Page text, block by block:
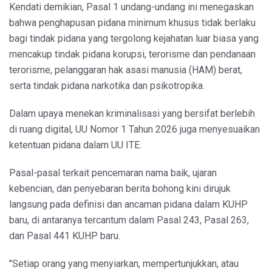
Kendati demikian, Pasal 1 undang-undang ini menegaskan
bahwa penghapusan pidana minimum khusus tidak berlaku
bagi tindak pidana yang tergolong kejahatan luar biasa yang
mencakup tindak pidana korupsi, terorisme dan pendanaan
terorisme, pelanggaran hak asasi manusia (HAM) berat,
serta tindak pidana narkotika dan psikotropika.
Dalam upaya menekan kriminalisasi yang bersifat berlebih
di ruang digital, UU Nomor 1 Tahun 2026 juga menyesuaikan
ketentuan pidana dalam UU ITE.
Pasal-pasal terkait pencemaran nama baik, ujaran
kebencian, dan penyebaran berita bohong kini dirujuk
langsung pada definisi dan ancaman pidana dalam KUHP
baru, di antaranya tercantum dalam Pasal 243, Pasal 263,
dan Pasal 441 KUHP baru.
"Setiap orang yang menyiarkan, mempertunjukkan, atau